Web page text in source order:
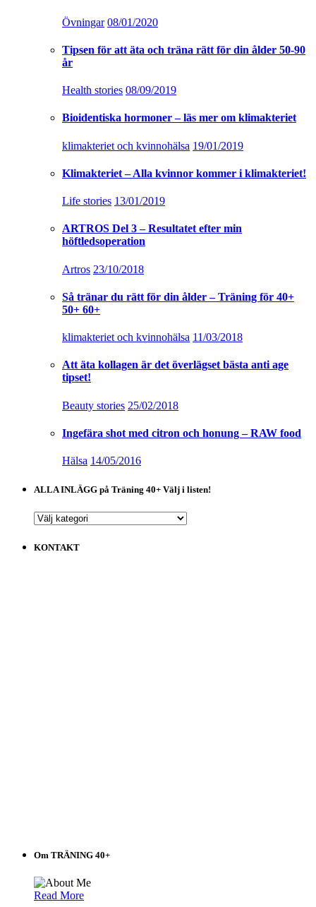
Övningar 08/01/2020
Tipsen för att äta och träna rätt för din ålder 50-90
år
Health stories 08/09/2019
Bioidentiska hormoner – läs mer om klimakteriet
klimakteriet och kvinnohälsa 19/01/2019
Klimakteriet – Alla kvinnor kommer i klimakteriet!
Life stories 13/01/2019
ARTROS Del 3 – Resultatet efter min
höftledsoperation
Artros 23/10/2018
Så tränar du rätt för din ålder – Träning för 40+
50+ 60+
klimakteriet och kvinnohälsa 11/03/2018
Att äta kollagen är det överlägset bästa anti age
tipset!
Beauty stories 25/02/2018
Ingefära shot med citron och honung – RAW food
Hälsa 14/05/2016
ALLA INLÄGG på Träning 40+ Välj i listen!
ALLA
på
KONTAKT
Om TRÄNING 40+
Read More